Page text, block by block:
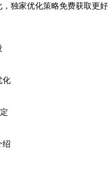
独家优化策略免费获取更好
化
绍